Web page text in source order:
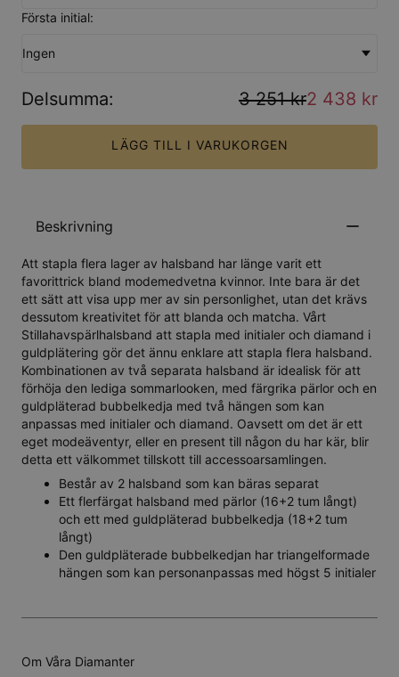
Första initial:
Ingen
Delsumma: 3 251 kr2 438 kr
LÄGG TILL I VARUKORGEN
Beskrivning
Att stapla flera lager av halsband har länge varit ett
favorittrick bland modemedvetna kvinnor. Inte bara är det
ett sätt att visa upp mer av sin personlighet, utan det krävs
dessutom kreativitet för att blanda och matcha. Vårt
Stillahavspärlhalsband att stapla med initialer och diamand i
guldplätering gör det ännu enklare att stapla flera halsband.
Kombinationen av två separata halsband är idealisk för att
förhöja den lediga sommarlooken, med färgrika pärlor och en
guldpläterad bubbelkedja med två hängen som kan
anpassas med initialer och diamand. Oavsett om det är ett
eget modeäventyr, eller en present till någon du har kär, blir
detta ett välkommet tillskott till accessoarsamlingen.
Består av 2 halsband som kan bäras separat
Ett flerfärgat halsband med pärlor (16+2 tum långt)
och ett med guldpläterad bubbelkedja (18+2 tum
långt)
Den guldpläterade bubbelkedjan har triangelformade
hängen som kan personanpassas med högst 5 initialer
Om Våra Diamanter